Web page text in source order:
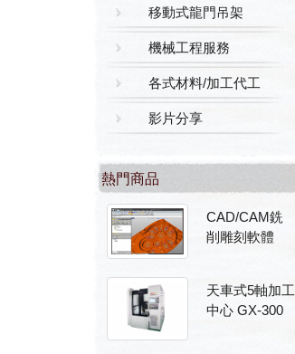
移動式龍門吊架
機械工程服務
各式材料/加工代工
影片分享
熱門商品
CAD/CAM銑
削雕刻軟體
天車式5軸加工
中心 GX-300